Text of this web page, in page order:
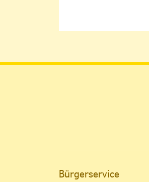
Bürgerservice